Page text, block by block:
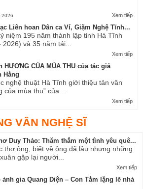
Xem tiếp
2026
Liên hoan Dân ca Ví, Giặm Nghệ Tĩnh...
niệm 195 năm thành lập tỉnh Hà Tĩnh
2026) và 35 năm tái...
Xem tiếp
HƯƠNG CỦA MÙA THU của tác giả
Hằng
nghệ thuật Hà Tĩnh giới thiệu tản văn
của mùa thu” của...
Xem tiếp
VĂN NGHỆ SĨ
Duy Thảo: Thăm thẳm một tình yêu quê...
thơ ông, biết về ông đã lâu nhưng những
gặp lại người...
Xem tiếp
ảnh gia Quang Diện – Con Tằm lặng lẽ nhả